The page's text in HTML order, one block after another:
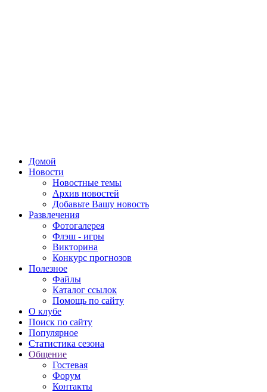
Домой
Новости
Новостные темы
Архив новостей
Добавьте Вашу новость
Развлечения
Фотогалерея
Флэш - игры
Викторина
Конкурс прогнозов
Полезное
Файлы
Каталог ссылок
Помощь по сайту
О клубе
Поиск по сайту
Популярное
Статистика сезона
Общение
Гостевая
Форум
Контакты